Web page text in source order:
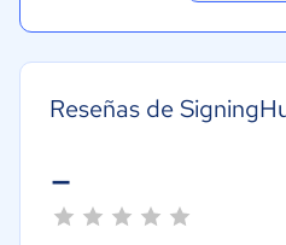
Reseñas de
-